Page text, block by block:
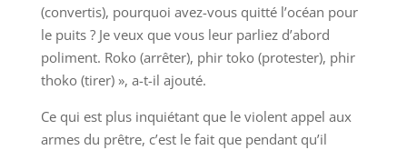
(convertis), pourquoi avez-vous quitté l’océan pour
le puits ? Je veux que vous leur parliez d’abord
poliment. Roko (arrêter), phir toko (protester), phir
thoko (tirer) », a-t-il ajouté.
Ce qui est plus inquiétant que le violent appel aux
armes du prêtre, c’est le fait que pendant qu’il